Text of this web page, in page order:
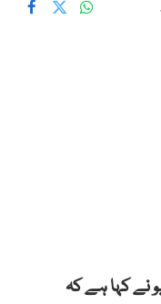
نے کہا ہے کہ